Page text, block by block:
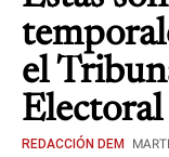
el
Electoral
REDACCIÓN DEM